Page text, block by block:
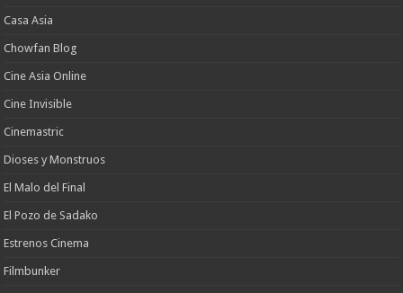
Casa Asia
Chowfan Blog
Cine Asia Online
Cine Invisible
Cinemastric
Dioses y Monstruos
El Malo del Final
El Pozo de Sadako
Estrenos Cinema
Filmbunker